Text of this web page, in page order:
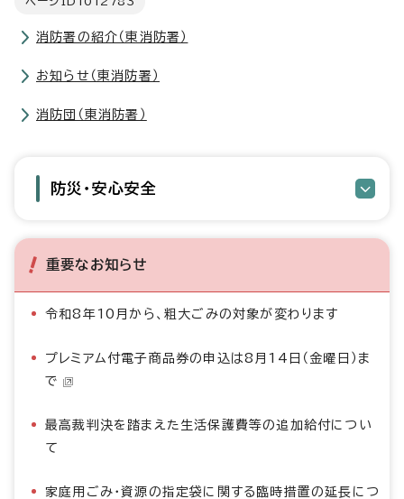
消防署の紹介（東消防署）
お知らせ（東消防署）
消防団（東消防署）
防災・安心安全
重要なお知らせ
令和8年10月から、粗大ごみの対象が変わります
プレミアム付電子商品券の申込は8月14日（金曜日）ま
で
最高裁判決を踏まえた生活保護費等の追加給付につい
て
家庭用ごみ・資源の指定袋に関する臨時措置の延長につ